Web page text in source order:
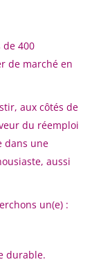
:
de 400
de marché en
aux côtés de
du réemploi
dans une
aussi
un(e) :
durable.